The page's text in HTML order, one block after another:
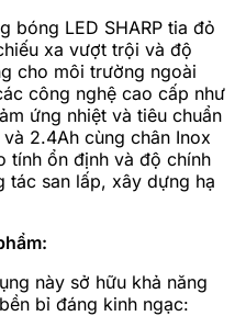
bóng LED SHARP tia đỏ
xa vượt trội và độ
cho môi trường ngoài
công nghệ cao cấp như
ứng nhiệt và tiêu chuẩn
2.4Ah cùng chân Inox
tính ổn định và độ chính
tác san lấp, xây dựng hạ
này sở hữu khả năng
bỉ đáng kinh ngạc: